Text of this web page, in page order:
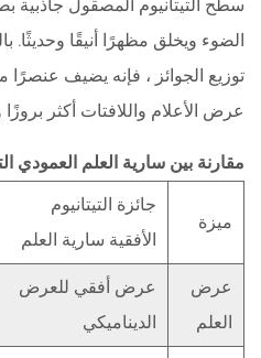
سطح التيتانيوم المصقول جاذبية
الضوء ويخلق مظهرًا أنيقًا وحديثًا.
توزيع الجوائز ، فإنه يضيف
عرض الأعلام واللافتات أكثر
مقارنة بين سارية العلم العمودي
ميزة
جائزة التيتانيوم
الأفقية سارية العلم
عرض
العلم
عرض أفقي للعرض
الديناميكي